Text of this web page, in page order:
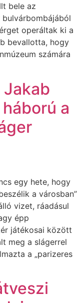
bele az
operáltak ki a
bevallotta, hogy
számára
Jakab
a
egy hete, hogy
a városban”
vizet, ráadásul
épp
játékosai között
meg a slágerrel
a „parizeres